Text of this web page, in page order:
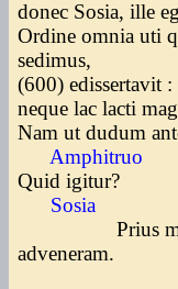
donec Sosia, ille
Ordine omnia uti
sedimus,
(600) edissertavit
neque lac lacti
Nam ut dudum
Amphitruo
Quid igitur?
Sosia
Prius multo
adveneram.